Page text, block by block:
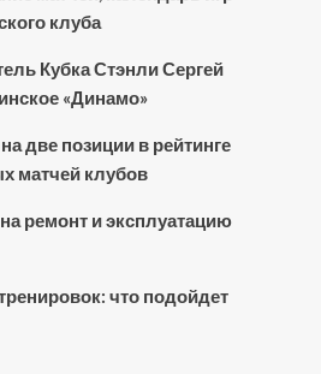
клуба
Кубка Стэнли Сергей
«Динамо»
две позиции в рейтинге
матчей клубов
ремонт и эксплуатацию
что подойдет